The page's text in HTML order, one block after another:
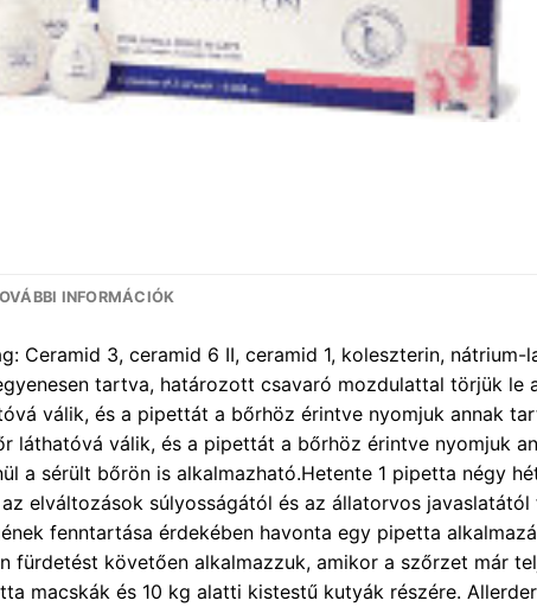
INFORMÁCIÓK
Ceramid 3, ceramid 6 II, ceramid 1, koleszterin,
tartva, határozott csavaró mozdulattal törjük
válik, és a pipettát a bőrhöz érintve nyomjuk annak
láthatóvá válik, és a pipettát a bőrhöz érintve nyomjuk
a sérült bőrön is alkalmazható.Hetente 1 pipetta négy
elváltozások súlyosságától és az állatorvos
fenntartása érdekében havonta egy pipetta
fürdetést követően alkalmazzuk, amikor a szőrzet már
macskák és 10 kg alatti kistestű kutyák részére.